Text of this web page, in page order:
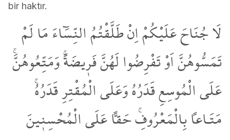
bir haktır.
لَا جُنَاحَ عَلَيْكُمْ اِنْ طَلَّقْتُمُ النِّسَٓاءَ مَا لَمْ
تَمَسُّوهُنَّ اَوْ تَفْرِضُوا لَهُنَّ فَر۪يضَةًۚ وَمَتِّعُوهُنَّۚ
عَلَى الْمُوسِعِ قَدَرُهُ وَعَلَى الْمُقْتِرِ قَدَرُهُۚ
مَتَـاعاً بِالْمَعْرُوفِۚ حَقاًّ عَلَى الْمُحْسِن۪ينَ